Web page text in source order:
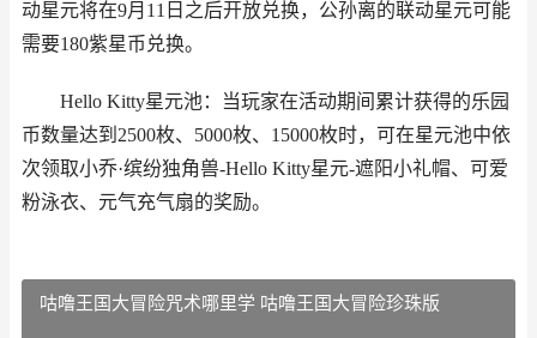
动星元将在9月11日之后开放兑换，公孙离的联动星元可能
需要180紫星币兑换。
Hello Kitty星元池：当玩家在活动期间累计获得的乐园
币数量达到2500枚、5000枚、15000枚时，可在星元池中依
次领取小乔·缤纷独角兽-Hello Kitty星元-遮阳小礼帽、可爱
粉泳衣、元气充气扇的奖励。
咕噜王国大冒险咒术哪里学 咕噜王国大冒险珍珠版